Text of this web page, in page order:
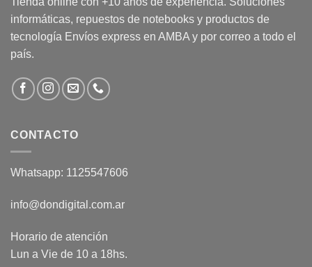
informáticas, repuestos de notebooks y productos de
tecnología Envíos express en AMBA y por correo a todo el
país.
CONTACTO
Whatsapp: 1125547606
info@dondigital.com.ar
Horario de atención
Lun a Vie de 10 a 18hs.